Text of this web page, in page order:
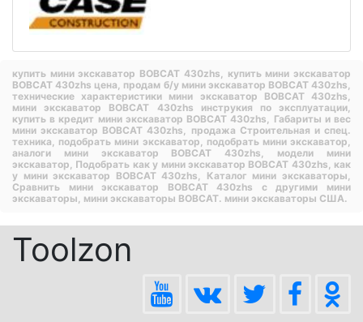
купить мини экскаватор BOBCAT 430zhs, купить мини экскаватор
BOBCAT 430zhs цена, продам б/у мини экскаватор BOBCAT 430zhs,
технические характеристики мини экскаватор BOBCAT 430zhs,
мини экскаватор BOBCAT 430zhs инструкия по эксплуатации,
купить в кредит мини экскаватор BOBCAT 430zhs, Габариты и вес
мини экскаватор BOBCAT 430zhs, продажа Строительная и спец.
техника, подобрать мини экскаватор, подобрать мини экскаватор,
аналоги мини экскаватор BOBCAT 430zhs, модели мини
экскаватор, Подобрать как у мини экскаватор BOBCAT 430zhs, как
у мини экскаватор BOBCAT 430zhs, Каталог мини экскаваторы,
Сравнить мини экскаватор BOBCAT 430zhs с другими мини
экскаваторы, мини экскаваторы BOBCAT. мини экскаваторы США.
Toolzon